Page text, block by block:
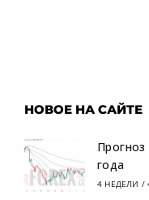
НОВОЕ НА САЙТЕ
года
4 НЕДЕЛИ /